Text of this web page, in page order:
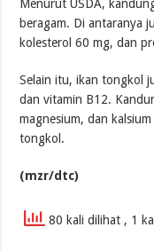
Menurut USDA,
beragam. Di antaranya
kolesterol 60 mg, dan
Selain itu, ikan tongkol
dan vitamin B12.
magnesium, dan
tongkol.
(mzr/dtc)
80 kali dilihat , 1